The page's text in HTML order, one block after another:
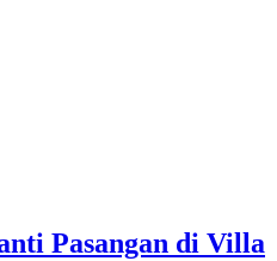
Pasangan di Villa